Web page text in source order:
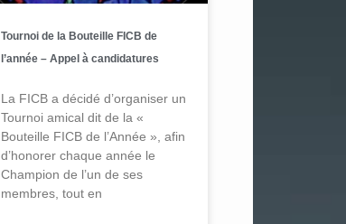
Tournoi de la Bouteille FICB de
l’année – Appel à candidatures
La FICB a décidé d’organiser un
Tournoi amical dit de la «
Bouteille FICB de l’Année », afin
d’honorer chaque année le
Champion de l’un de ses
membres, tout en